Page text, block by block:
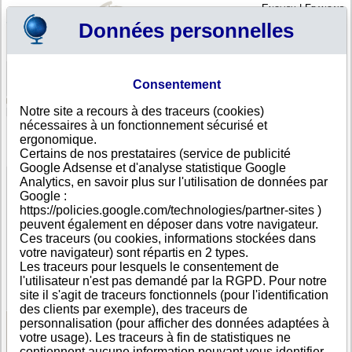
English|Français
Votre panier est vide
Emirats Arabes Unis >Toutes villes >Dubai
RAGHU INTERNATIONAL TRADING EST, Dubai
FICHE ENTREPRISE
Dénomination RAGHU INTERNATIONAL TRADING EST
Adresse
Al Hassan Centre, Shop No 22, Oppositte Hitachi
Showroom
Ville
Dubai
Pays
Emirats Arabes Unis
Type
d'adresse
Adresse unique
Téléphone
+971 43------
DUNS®
Number
36-------
Voir les informations disponibles
Données personnelles
Consentement
Notre site a recours à des traceurs (cookies)
nécessaires à un fonctionnement sécurisé et
ergonomique.
Certains de nos prestataires (service de publicité
Google Adsense et d'analyse statistique Google
Analytics, en savoir plus sur l'utilisation de données par
Google :
https://policies.google.com/technologies/partner-sites )
peuvent également en déposer dans votre navigateur.
Ces traceurs (ou cookies, informations stockées dans
votre navigateur) sont répartis en 2 types.
Les traceurs pour lesquels le consentement de
l'utilisateur n'est pas demandé par la RGPD. Pour notre
site il s'agit de traceurs fonctionnels (pour l'identification
des clients par exemple), des traceurs de
personnalisation (pour afficher des données adaptées à
votre usage). Les traceurs à fin de statistiques ne